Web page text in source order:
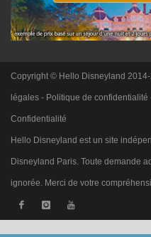
Copyright © Hello Disneyland 2014-
légales - Politique de confidentialité
Confidentialité
Hello Disneyland est un site
Disneyland Paris. Toute demande
ignorée. Merci de votre